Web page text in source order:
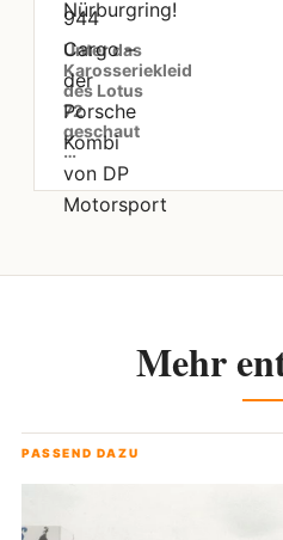
Unter das
Karosseriekleid
des Lotus
72
geschaut
…
Mehr
PASSEND DAZU